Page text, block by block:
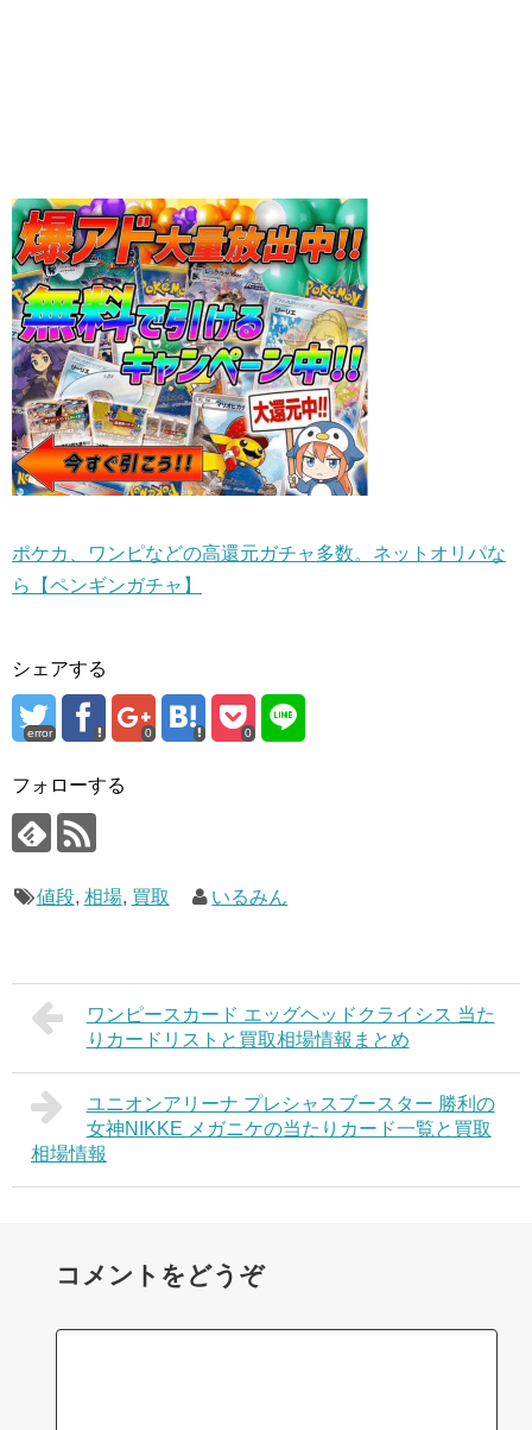
ポケカ、ワンピなどの高還元ガチャ多数。ネットオリパな
ら【ペンギンガチャ】
シェアする
error 0 0
フォローする
値段, 相場, 買取 いるみん
ワンピースカード エッグヘッドクライシス 当た
りカードリストと買取相場情報まとめ
ユニオンアリーナ プレシャスブースター 勝利の
女神NIKKE メガニケの当たりカード一覧と買取
相場情報
コメントをどうぞ